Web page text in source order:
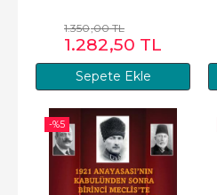
Sepete Ekle
1.350,00TL
1.282,50 TL
-%5